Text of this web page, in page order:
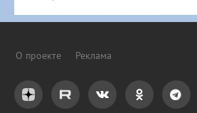
О проекте Реклама